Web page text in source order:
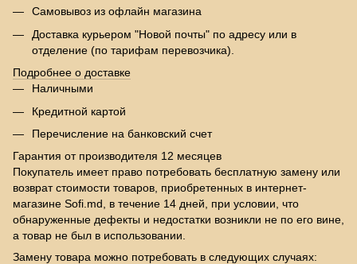
Самовывоз из офлайн магазина
Доставка курьером "Новой почты" по адресу или в
отделение (по тарифам перевозчика).
Подробнее о доставке
Наличными
Кредитной картой
Перечисление на банковский счет
Гарантия от производителя 12 месяцев
Покупатель имеет право потребовать бесплатную замену или
возврат стоимости товаров, приобретенных в интернет-
магазине Sofi.md, в течение 14 дней, при условии, что
обнаруженные дефекты и недостатки возникли не по его вине,
а товар не был в использовании.
Замену товара можно потребовать в следующих случаях: